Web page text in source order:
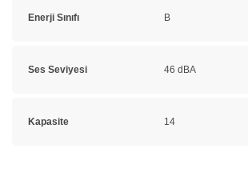
Enerji Sınıfı B
Ses Seviyesi 46 dBA
Kapasite 14